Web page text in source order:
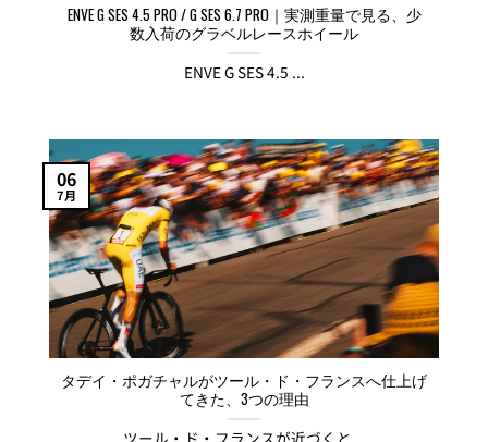
ENVE G SES 4.5 PRO / G SES 6.7 PRO｜実測重量で見る、少
数入荷のグラベルレースホイール
ENVE G SES 4.5 ...
タデイ・ポガチャルがツール・ド・フランスへ仕上げ
てきた、3つの理由
06
7月